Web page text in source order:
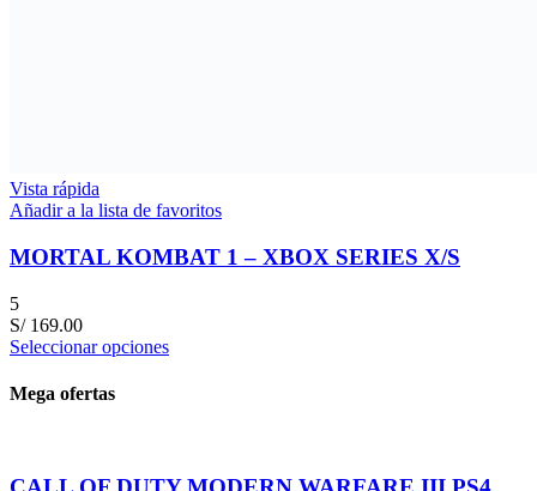
Vista rápida
Añadir a la lista de favoritos
MORTAL KOMBAT 1 – XBOX SERIES X/S
5
S/169.00
Seleccionar opciones
Mega ofertas